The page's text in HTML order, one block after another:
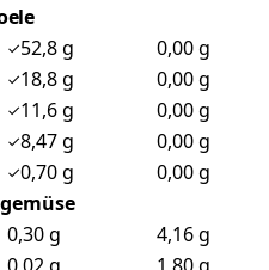
52,8 g 0,00 g
18,8 g 0,00 g
11,6 g 0,00 g
8,47 g 0,00 g
0,70 g 0,00 g
0,30 g 4,16 g